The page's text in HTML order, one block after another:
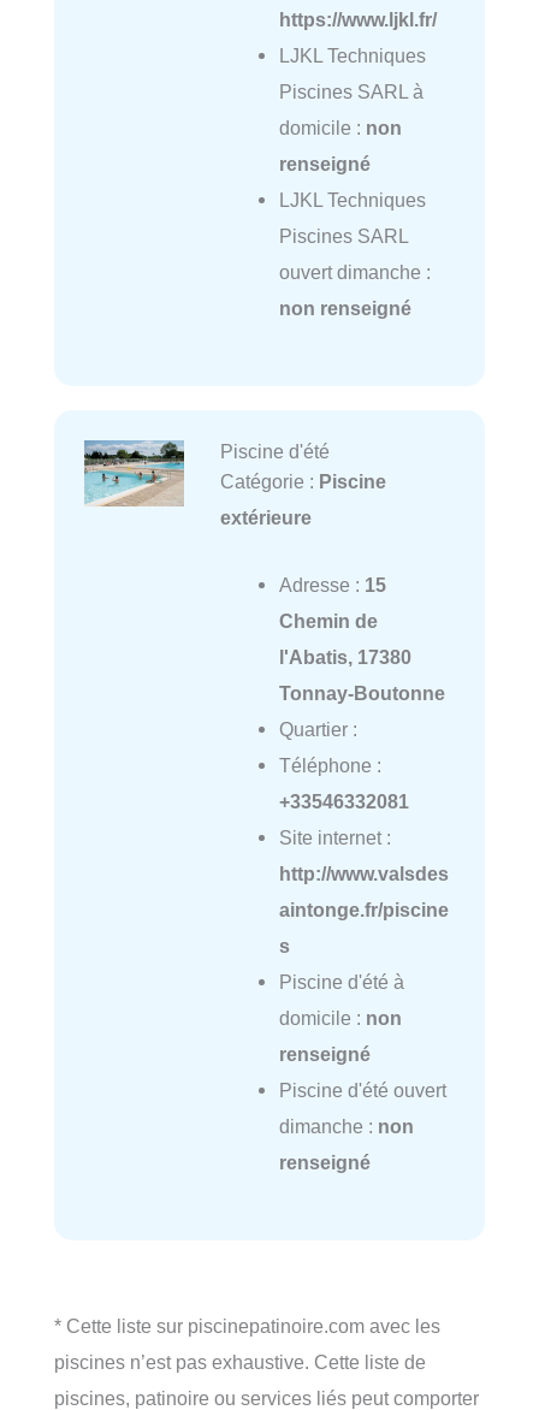
https://www.ljkl.fr/
LJKL Techniques
Piscines SARL à
domicile : non
renseigné
LJKL Techniques
Piscines SARL
ouvert dimanche :
non renseigné
Piscine d'été
Catégorie : Piscine
extérieure
Adresse : 15
Chemin de
l'Abatis, 17380
Tonnay-Boutonne
Quartier :
Téléphone :
+33546332081
Site internet :
http://www.valsdes
aintonge.fr/piscine
s
Piscine d'été à
domicile : non
renseigné
Piscine d'été ouvert
dimanche : non
renseigné
* Cette liste sur piscinepatinoire.com avec les
piscines n’est pas exhaustive. Cette liste de
piscines, patinoire ou services liés peut comporter